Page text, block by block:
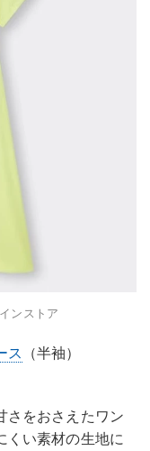
ンストア
ス （半袖）
さをおさえたワン
くい素材の生地に